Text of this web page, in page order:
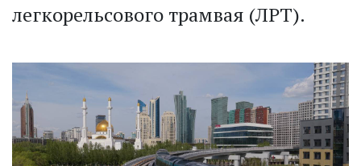
легкорельсового трамвая (ЛРТ).